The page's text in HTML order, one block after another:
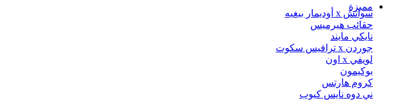
مميزة
سواتش x أوديمار بيغيه
حقائب هيرميس
نايكي مايند
جوردن x ترافيس سكوت
لويفي x اون
بوكيمون
كروم هارتس
ني دوه نايس كيوب